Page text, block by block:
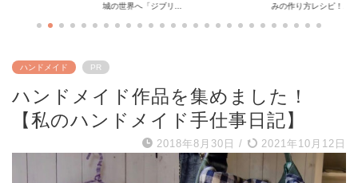
みの作り方レシピ！...
「膝の穴をお直しす...
ハンドメイド PR
ハンドメイド作品を集めました！
【私のハンドメイド手仕事日記】
2018年8月30日 / 2021年10月12日